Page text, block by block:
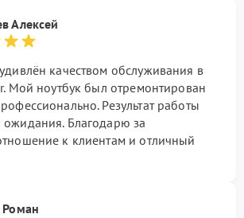
Алексей
качеством обслуживания в
Мой ноутбук был отремонтирован
Результат работы
Благодарю за
к клиентам и отличный